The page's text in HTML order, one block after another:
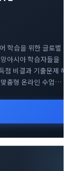
학습을 위한 글로벌
아시아 학습자들을
점 비결과 기출문제 해
춤형 온라인 수업